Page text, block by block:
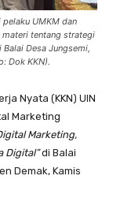
UMKM dan
materi tentang strategi
Desa Jungsemi,
Dok KKN).
Nyata (KKN) UIN
Marketing
Marketing,
Digital”di Balai
Demak, Kamis